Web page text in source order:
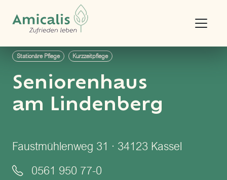
Stationäre Pflege Kurzzeitpflege
Seniorenhaus
am Lindenberg
Faustmühlenweg 31 · 34123 Kassel
0561 950 77-0